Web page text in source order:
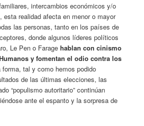
intercambios económicos y/o
esta realidad afecta en menor o mayor
las personas, tanto en los países de
donde algunos líderes políticos
Le Pen o Faragehablan con cinismo
y fomentan el odio contra los
forma, tal y como hemos podido
de las últimas elecciones, las
“populismo autoritario” continúan
ante el espanto y la sorpresa de